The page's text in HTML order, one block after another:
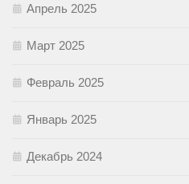
Апрель 2025
Март 2025
Февраль 2025
Январь 2025
Декабрь 2024